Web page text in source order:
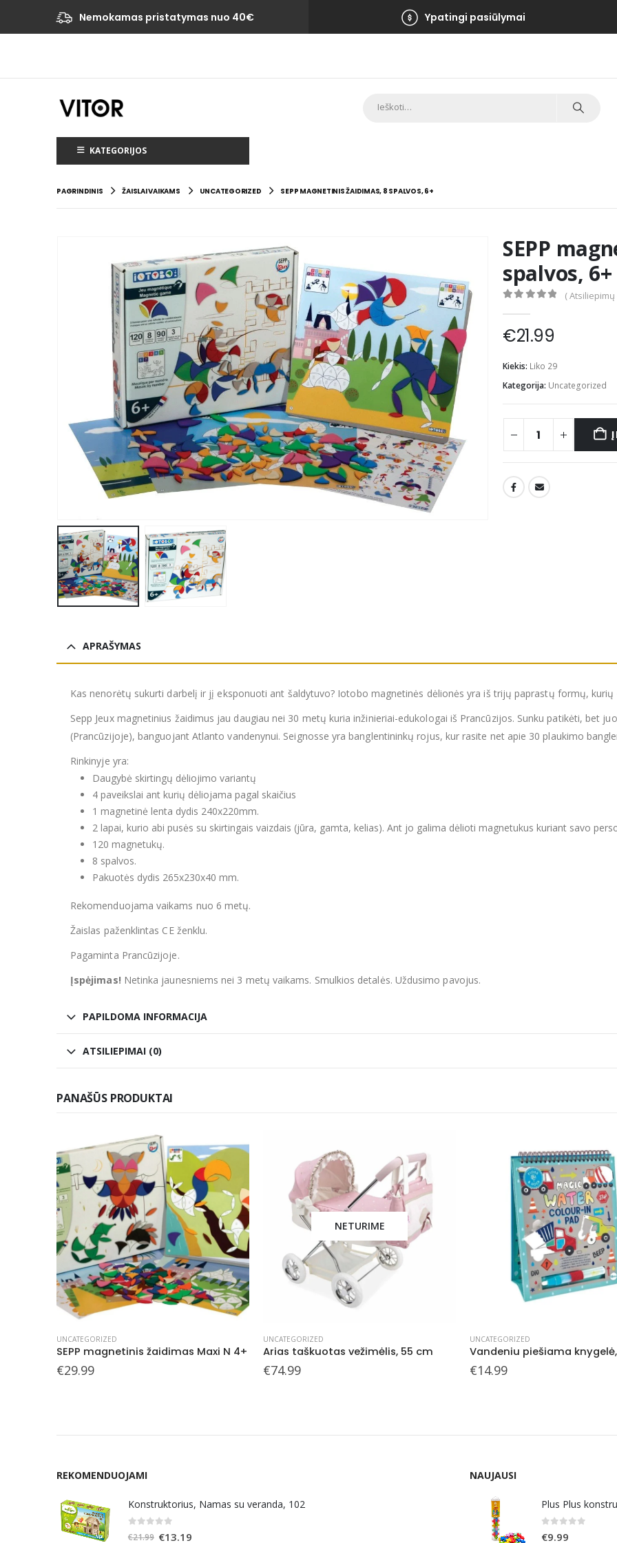
Nemokamas pristatymas nuo 40€ Ypatingi pasiūlymai
KATEGORIJOS
PAGRINDINIS ŽAISLAI VAIKAMS UNCATEGORIZED SEPP MAGNETINIS ŽAIDIMAS, 8 SPALVOS, 6+
SEPP
spalvos, 6+
(
€21.99
Kiekis: Liko 29
Kategorija: Uncategorized
Į
APRAŠYMAS
Kas nenorėtų sukurti darbelį ir jį eksponuoti ant šaldytuvo? Iotobo magnetinės dėlionės yra iš trijų paprastų formų, kurių
Sepp Jeux magnetinius žaidimus jau daugiau nei 30 metų kuria inžinieriai-edukologai iš Prancūzijos. Sunku patikėti, bet
(Prancūzijoje), banguojant Atlanto vandenynui. Seignosse yra banglentininkų rojus, kur rasite net apie 30 plaukimo
Rinkinyje yra:
Daugybė skirtingų dėliojimo variantų
4 paveikslai ant kurių dėliojama pagal skaičius
1 magnetinė lenta dydis 240x220mm.
2 lapai, kurio abi pusės su skirtingais vaizdais (jūra, gamta, kelias). Ant jo galima dėlioti magnetukus kuriant savo
120 magnetukų.
8 spalvos.
Pakuotės dydis 265x230x40 mm.
Rekomenduojama vaikams nuo 6 metų.
Žaislas paženklintas CE ženklu.
Pagaminta Prancūzijoje.
Įspėjimas! Netinka jaunesniems nei 3 metų vaikams. Smulkios detalės. Uždusimo pavojus.
PAPILDOMA INFORMACIJA
ATSILIEPIMAI (0)
PANAŠŪS PRODUKTAI
NETURIME
UNCATEGORIZED
Arias taškuotas vežimėlis, 55 cm
€74.99
UNCATEGORIZED
€14.99
UNCATEGORIZED
€21.99
REKOMENDUOJAMI
Konstruktorius, Namas su veranda, 102
€21.99 Original
€13.19
NAUJAUSI
Plus Plus
€9.99